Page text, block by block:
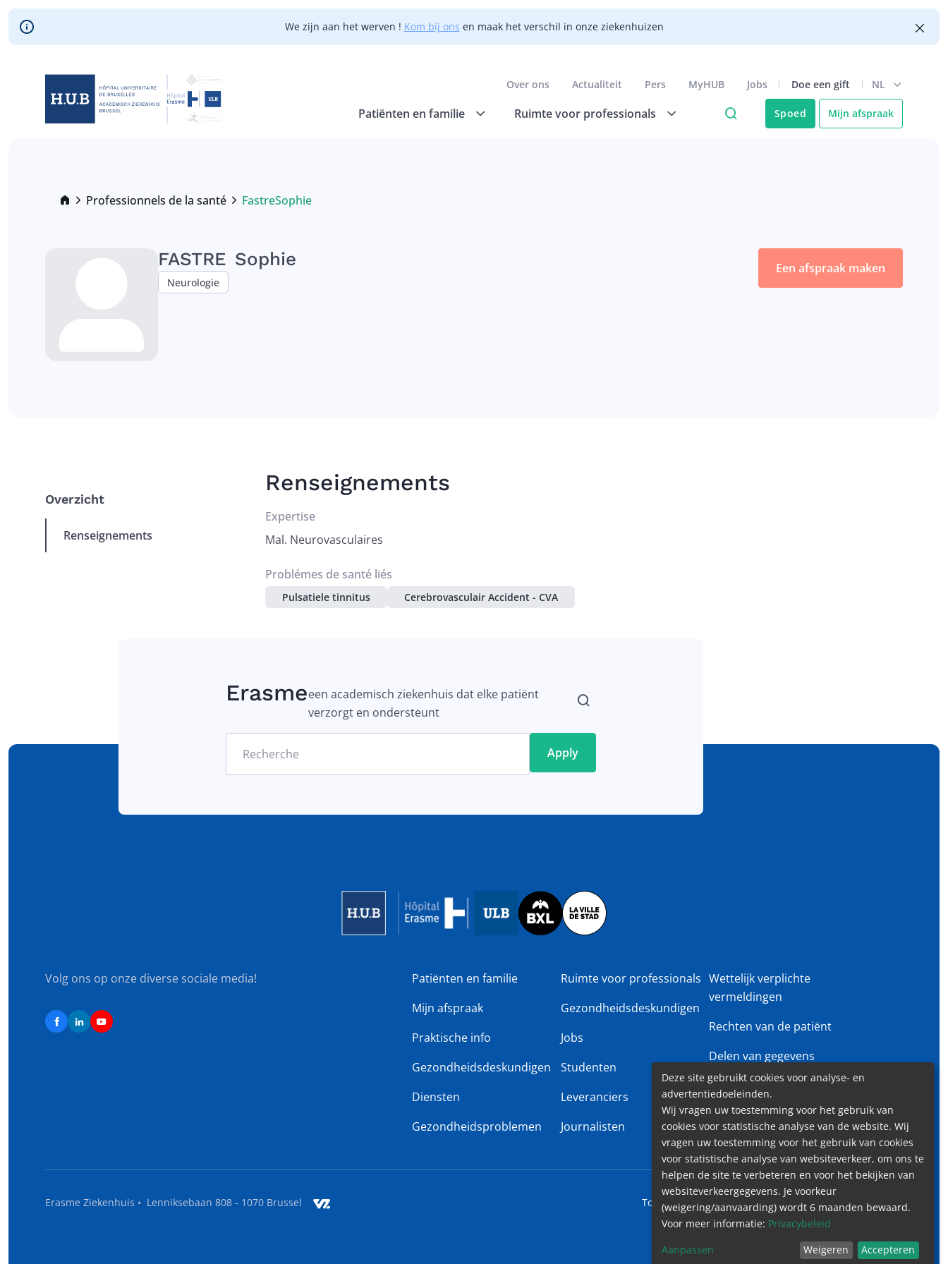
Skip to main content
We zijn aan het werven ! Kom bij ons en maak het verschil in onze ziekenhuizen
Over ons Actualiteit Pers MyHUB Jobs Doe een gift NL
Patiënten en familie Ruimte voor professionals Spoed Mijn afspraak
Breadcrumb
Professionnels de la santé
Current:
FastreSophie
FASTRE Sophie
Neurologie
Een afspraak maken
Overzicht
Renseignements
Renseignements
Expertise
Mal. Neurovasculaires
Problémes de santé liés
Pulsatiele tinnitus Cerebrovasculair Accident - CVA
Erasmeeen academisch ziekenhuis dat elke patiënt
verzorgt en ondersteunt
Recherche
Image
Volg ons op onze diverse sociale media!
Patiënten en familie
Mijn afspraak
Praktische info
Gezondheidsdeskundigen
Diensten
Gezondheidsproblemen
Ruimte voor professionals
Gezondheidsdeskundigen
Jobs
Studenten
Leveranciers
Journalisten
Wettelijk verplichte
vermeldingen
Rechten van de patiënt
Delen van gegevens
Privacy beleid
Gender Equality Plan
Erasme Ziekenhuis • Lenniksebaan 808 - 1070 Brussel ToegankelijkheidContactCookiesWettelijk vermeldingen
Deze site gebruikt cookies voor analyse- en
advertentiedoeleinden.
Wij vragen uw toestemming voor het gebruik van
cookies voor statistische analyse van de website. Wij
vragen uw toestemming voor het gebruik van cookies
voor statistische analyse van websiteverkeer, om ons te
helpen de site te verbeteren en voor het bekijken van
websiteverkeergegevens. Je voorkeur
(weigering/aanvaarding) wordt 6 maanden bewaard.
Voor meer informatie: Privacybeleid
Aanpassen
Weigeren Accepteren